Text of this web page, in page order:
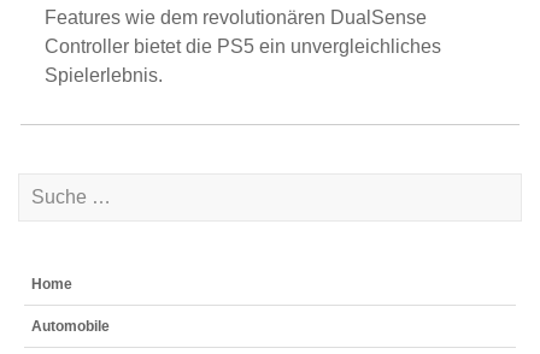
Features wie dem revolutionären DualSense
Controller bietet die PS5 ein unvergleichliches
Spielerlebnis.
Home
Automobile